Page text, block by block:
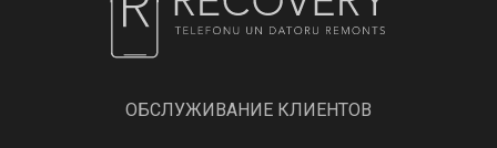
ОБСЛУЖИВАНИЕ КЛИЕНТОВ